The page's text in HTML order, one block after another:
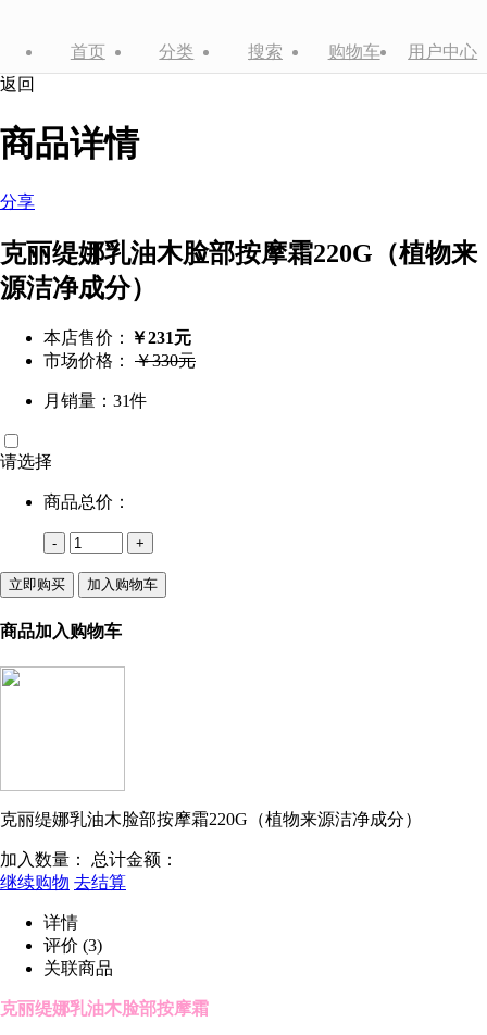
首页 分类 搜索 购物车
用户中心
返回
商品详情
分享
克丽缇娜乳油木脸部按摩霜220G（植物来
源洁净成分）
本店售价： ￥231元
市场价格： ￥330元
月销量：31件
请选择
商品总价：
- +
立即购买 加入购物车
商品加入购物车
克丽缇娜乳油木脸部按摩霜220G（植物来源洁净成分）
加入数量： 总计金额：
继续购物 去结算
详情
评价 (3)
关联商品
克丽缇娜乳油木脸部按摩霜